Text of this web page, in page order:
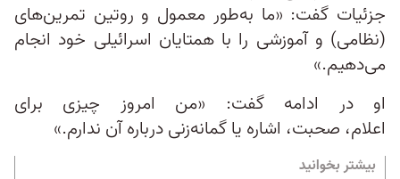
جزئیات گفت: «ما به‌طور معمول و روتین تمرین‌های
(نظامی) و آموزشی را با همتایان اسرائیلی خود انجام
می‌دهیم.»
او در ادامه گفت: «من امروز چیزی برای
اعلام، صحبت، اشاره یا گمانه‌زنی درباره آن ندارم.»
بیشتر بخوانید